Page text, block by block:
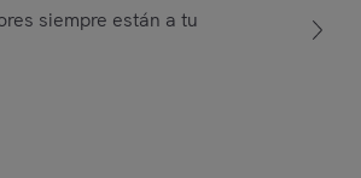
siempre están a tu